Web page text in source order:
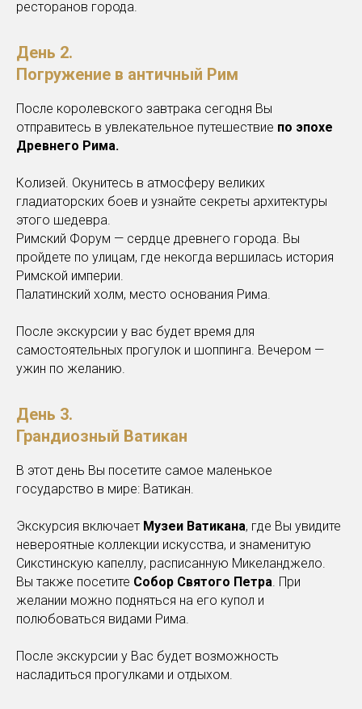
ресторанов города.
День 2.
Погружение в античный Рим
После королевского завтрака сегодня Вы
отправитесь в увлекательное путешествие по эпохе
Древнего Рима.
Колизей. Окунитесь в атмосферу великих
гладиаторских боев и узнайте секреты архитектуры
этого шедевра.
Римский Форум — сердце древнего города. Вы
пройдете по улицам, где некогда вершилась история
Римской империи.
Палатинский холм, место основания Рима.
После экскурсии у вас будет время для
самостоятельных прогулок и шоппинга. Вечером —
ужин по желанию.
День 3.
Грандиозный Ватикан
В этот день Вы посетите самое маленькое
государство в мире: Ватикан.
Экскурсия включает Музеи Ватикана, где Вы увидите
невероятные коллекции искусства, и знаменитую
Сикстинскую капеллу, расписанную Микеланджело.
Вы также посетите Собор Святого Петра. При
желании можно подняться на его купол и
полюбоваться видами Рима.
После экскурсии у Вас будет возможность
насладиться прогулками и отдыхом.